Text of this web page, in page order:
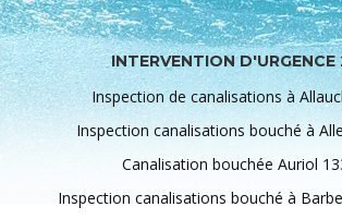
INTERVENTION
Inspection de canalisations à
Inspection canalisations bouché à
Canalisation bouchée Auriol
Inspection canalisations bouché à